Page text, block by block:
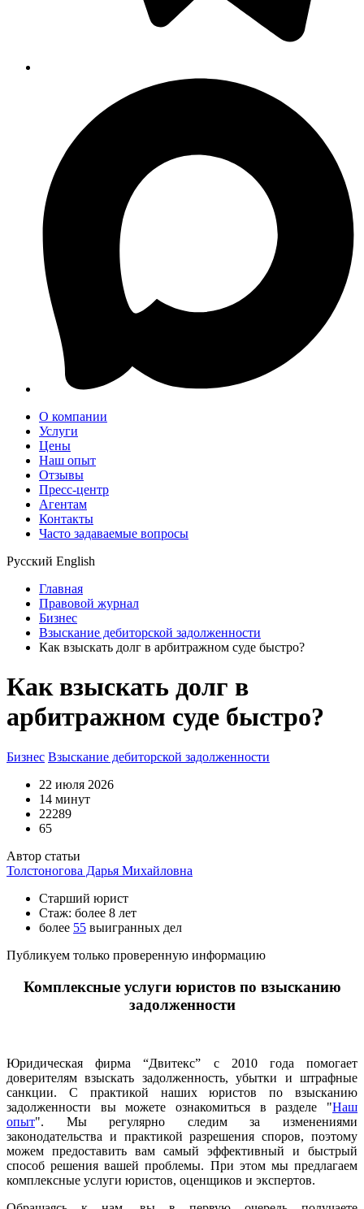
О компании
Услуги
Цены
Наш опыт
Отзывы
Пресс-центр
Агентам
Контакты
Часто задаваемые вопросы
Русский English
Главная
Правовой журнал
Бизнес
Взыскание дебиторской задолженности
Как взыскать долг в арбитражном суде быстро?
Как взыскать долг в
арбитражном суде быстро?
Бизнес Взыскание дебиторской задолженности
22 июля 2026
14 минут
22289
65
Автор статьи
Толстоногова Дарья Михайловна
Старший юрист
Стаж: более 8 лет
более 55 выигранных дел
Публикуем только проверенную информацию
Комплексные услуги юристов по взысканию
задолженности
Юридическая фирма “Двитекс” с 2010 года помогает
доверителям взыскать задолженность, убытки и штрафные
санкции. С практикой наших юристов по взысканию
задолженности вы можете ознакомиться в разделе "Наш
опыт". Мы регулярно следим за изменениями
законодательства и практикой разрешения споров, поэтому
можем предоставить вам самый эффективный и быстрый
способ решения вашей проблемы. При этом мы предлагаем
комплексные услуги юристов, оценщиков и экспертов.